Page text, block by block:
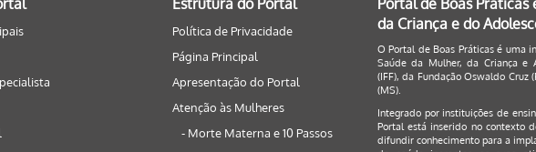
Estrutura do Portal
Política de Privacidade
Página Principal
Apresentação do Portal
Atenção às Mulheres
- Morte Materna e 10 Passos
Portal de Boas Práticas
da Criança e do
O Portal de Boas Práticas é uma
Saúde da Mulher, da Criança e
(IFF), da Fundação Oswaldo
(MS).
Integrado por instituições de
Portal está inserido no contexto
difundir conhecimento para a